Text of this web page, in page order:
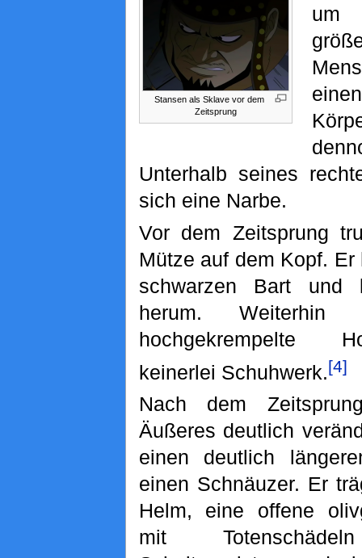
Stansen als Sklave vor dem
Zeitsprung
um
Unterhalb seines
sich eine Narbe.
Vor dem Zeitsprung
Mütze auf dem Kopf.
schwarzen Bart und
herum.
hochgekrempelte
keinerlei Schuhwerk.[4]
Nach dem
Äußeres deutlich
einen deutlich
einen Schnäuzer. Er
Helm, eine offene
mit